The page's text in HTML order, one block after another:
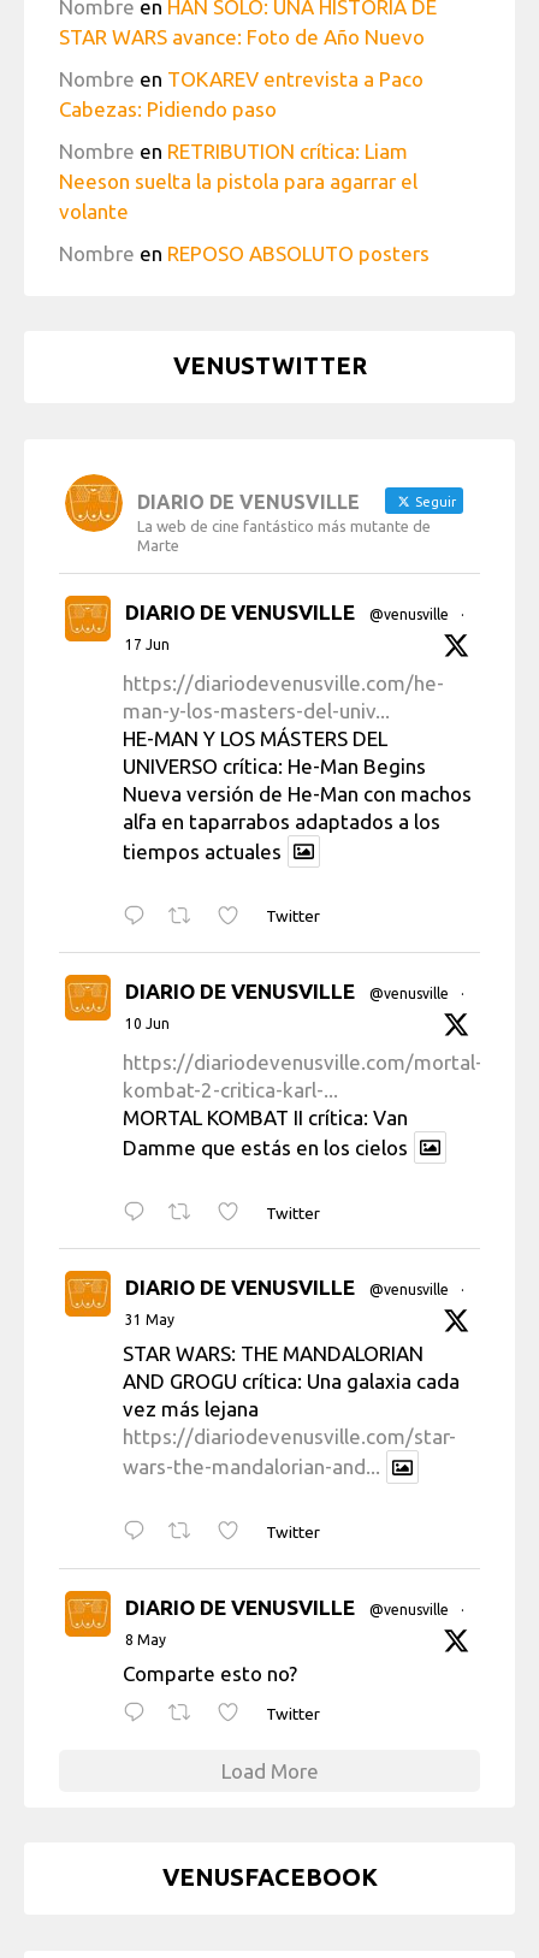
Nombre en HAN SOLO: UNA HISTORIA DE
STAR WARS avance: Foto de Año Nuevo
Nombre en TOKAREV entrevista a Paco
Cabezas: Pidiendo paso
Nombre en RETRIBUTION crítica: Liam
Neeson suelta la pistola para agarrar el
volante
Nombre en REPOSO ABSOLUTO posters
VENUSTWITTER
DIARIO DE VENUSVILLE Seguir
La web de cine fantástico más mutante de
Marte
DIARIO DE VENUSVILLE @venusville
·
17 Jun
https://diariodevenusville.com/he-
man-y-los-masters-del-univ...
HE-MAN Y LOS MÁSTERS DEL
UNIVERSO crítica: He-Man Begins
Nueva versión de He-Man con machos
alfa en taparrabos adaptados a los
tiempos actuales
Twitter
DIARIO DE VENUSVILLE @venusville
·
10 Jun
https://diariodevenusville.com/mortal-
kombat-2-critica-karl-...
MORTAL KOMBAT II crítica: Van
Damme que estás en los cielos
Twitter
DIARIO DE VENUSVILLE @venusville
·
31 May
STAR WARS: THE MANDALORIAN
AND GROGU crítica: Una galaxia cada
vez más lejana
https://diariodevenusville.com/star-
wars-the-mandalorian-and...
Twitter
DIARIO DE VENUSVILLE @venusville
·
8 May
Comparte esto no?
Twitter
Load More
VENUSFACEBOOK